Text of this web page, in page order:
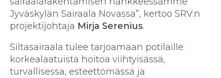
Jyväskylän Sairaala Novassa”, kertoo SRV:n
projektijohtaja Mirja Serenius.
Siltasairaala tulee tarjoamaan potilaille
korkealaatuista hoitoa viihtyisässä,
turvallisessa, esteettömässä ja